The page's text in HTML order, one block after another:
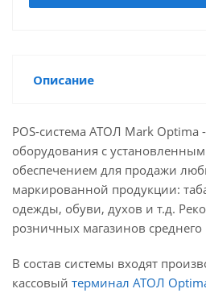
Описание
POS-система АТОЛ Mark Optima
оборудования с
обеспечением для продажи
маркированной продукции:
одежды, обуви, духов и т.д.
розничных магазинов
В состав системы входят
кассовый терминал АТОЛ